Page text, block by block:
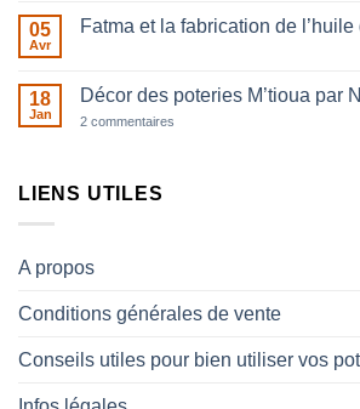
La
histoire
de
femmes
05
Avr
Fatma et la fabrication de
Fatma
la
d’olives
18
Jan
Décor des poteries M’tioua par
2 commentaires
LIENS UTILES
A propos
Conditions générales de vente
Conseils utiles pour bien utiliser vos